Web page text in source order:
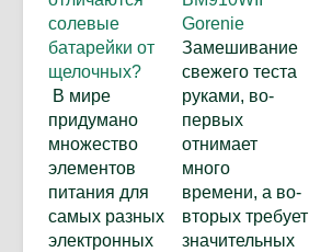
В мире
придумано
множество
элементов
питания для
самых разных
электронных
Замешивание
свежего теста
руками, во-
первых
отнимает
много
времени, а во-
вторых требует
значительных